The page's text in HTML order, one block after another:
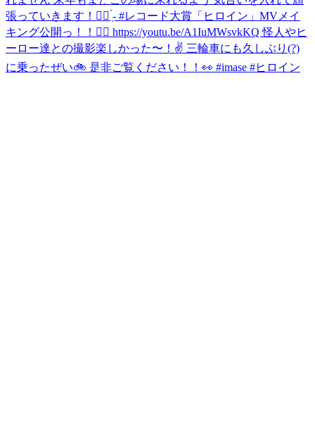
張っていきます！✊🏻 ̖́- #レコード大賞 「ヒロイン」MVメイ
キング公開っ！！🦸‍♀️ https://youtu.be/A1IuMWsvkKQ 怪人やヒ
ーロー達との撮影楽しかった〜！✌️ 三輪車にも久しぶり(?)
に乗ったぜい🚲 是非ご覧ください！！👀 #imase #ヒロイン